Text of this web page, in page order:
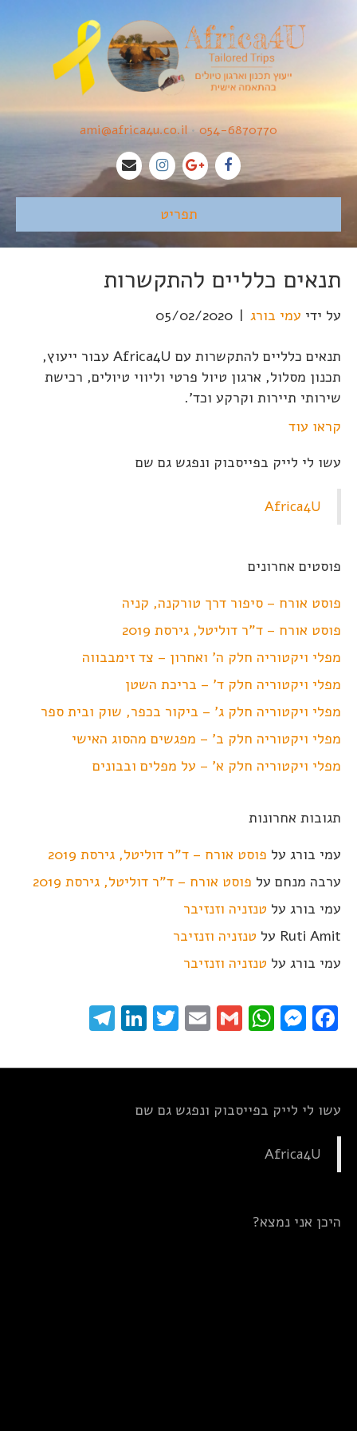
054-6870770
•
ami@africa4u.co.il
תפריט
תנאים כלליים להתקשרות
על ידי עמי בורג |
05/02/2020
תנאים כלליים להתקשרות עם Africa4U עבור ייעוץ,
תכנון מסלול, ארגון טיול פרטי וליווי טיולים, רכישת
שירותי תיירות וקרקע וכד'.
קראו עוד
עשו לי לייק בפייסבוק ונפגש גם שם
Africa4U
פוסטים אחרונים
פוסט אורח – סיפור דרך טורקנה, קניה
פוסט אורח – ד"ר דוליטל, גירסת 2019
מפלי ויקטוריה חלק ה' ואחרון – צד זימבבווה
מפלי ויקטוריה חלק ד' – בריכת השטן
מפלי ויקטוריה חלק ג' – ביקור בכפר, שוק ובית ספר
מפלי ויקטוריה חלק ב' – מפגשים מהסוג האישי
מפלי ויקטוריה חלק א' – על מפלים ובבונים
תגובות אחרונות
עמי בורג על פוסט אורח – ד"ר דוליטל, גירסת 2019
ערבה מנחם על פוסט אורח – ד"ר דוליטל, גירסת 2019
עמי בורג על טנזניה וזנזיבר
Ruti Amit על טנזניה וזנזיבר
עמי בורג על טנזניה וזנזיבר
Facebook
Messenger
WhatsApp
Gmail
Email
Twitter
LinkedIn
עשו לי לייק בפייסבוק ונפגש גם שם
Africa4U
היכן אני נמצא?